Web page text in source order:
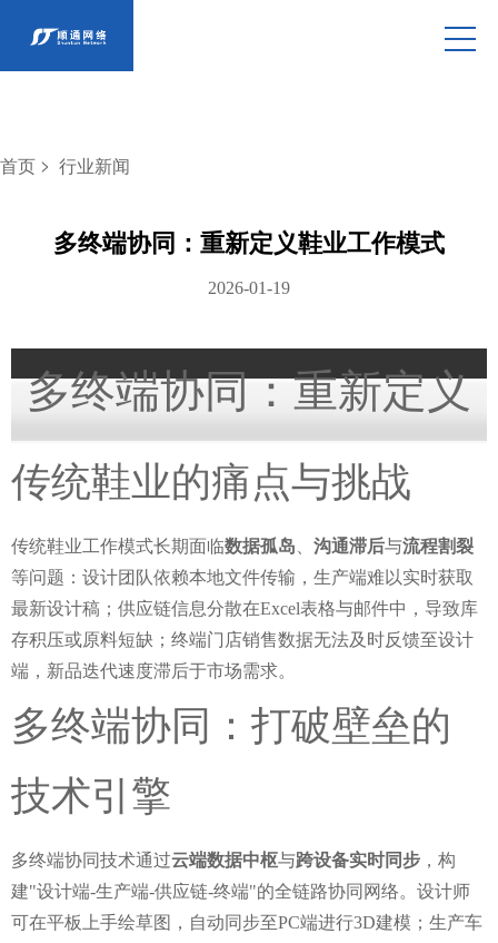
首页 > 行业新闻
多终端协同：重新定义鞋业工作模式
2026-01-19
多终端协同：重新定义
鞋业工作模式
从设计到生产的全流程数字化革新
传统鞋业的痛点与挑战
传统鞋业工作模式长期面临数据孤岛 沟通滞后与流程割裂
等问题：设计团队依赖本地文件传输，生产端难以实时获取
最新设计稿；供应链信息分散在Excel表格与邮件中，导致库
存积压或原料短缺；终端门店销售数据无法及时反馈至设计
端，新品迭代速度滞后于市场需求。
多终端协同：打破壁垒的
技术引擎
多终端协同技术通过云端数据中枢与跨设备实时同步 ，构
建"设计端-生产端-供应链-终端"的全链路协同网络。设计师
可在平板上手绘草图，自动同步至PC端进行3D建模；生产车